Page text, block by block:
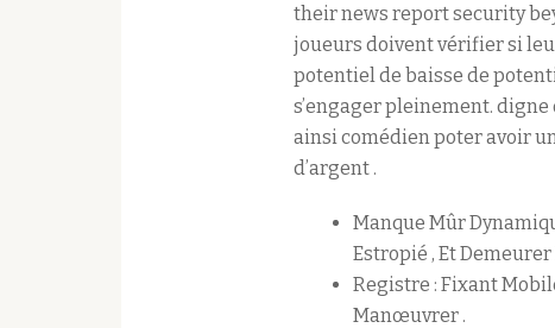
their news report security
joueurs doivent vérifier si
potentiel de baisse de
s’engager pleinement.
ainsi comédien poter avoir
d’argent .
Manque Mûr
Estropié , Et
Registre : Fixant
Manœuvrer .